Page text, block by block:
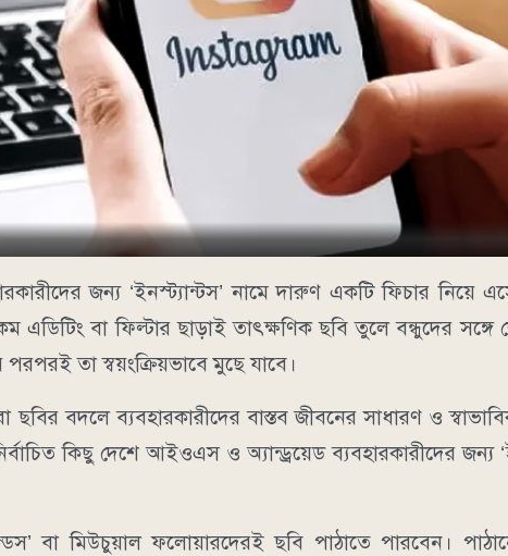
জন্য ‘ইনস্ট্যান্টস’ নামে দারুণ একটি ফিচার নিয়ে
এডিটিং বা ফিল্টার ছাড়াই তাৎক্ষণিক ছবি তুলে বন্ধুদের সঙ্গে
তা স্বয়ংক্রিয়ভাবে মুছে যাবে।
ছবির বদলে ব্যবহারকারীদের বাস্তব জীবনের সাধারণ ও
কিছু দেশে আইওএস ও অ্যান্ড্রয়েড ব্যবহারকারীদের জন্য
বা মিউচুয়াল ফলোয়ারদেরই ছবি পাঠাতে পারবেন।